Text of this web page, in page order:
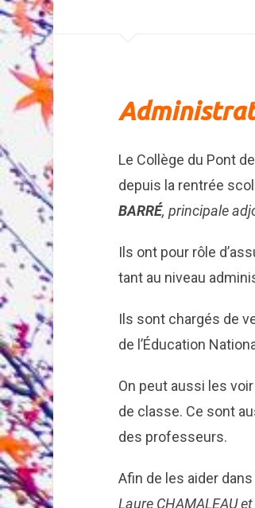
Le Collège du Pont
depuis la rentrée
BARRÉ, principale
Ils ont pour rôle
tant au niveau
Ils sont chargés de
de l’Éducation
On peut aussi les
de classe. Ce sont
des professeurs.
Afin de les aider
Laure CHAMALEAU